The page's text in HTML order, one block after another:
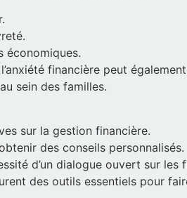
économiques.
financière peut
sein des familles.
sur la gestion financière.
des conseils personnalisés.
d’un dialogue ouvert sur
des outils essentiels pour